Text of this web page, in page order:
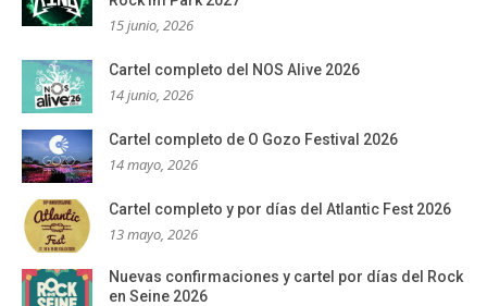
15 junio, 2026
Cartel completo del NOS Alive 2026
14 junio, 2026
Cartel completo de O Gozo Festival 2026
14 mayo, 2026
Cartel completo y por días del Atlantic Fest 2026
13 mayo, 2026
Nuevas confirmaciones y cartel por días del Rock
en Seine 2026